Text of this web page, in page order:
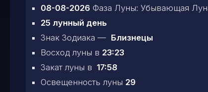
08-08-2026 Фаза Луны: Убывающая
25 лунный день
Знак Зодиака — Близнецы
Восход луны в 23:23
Закат луны в 17:58
Освещенность луны 29